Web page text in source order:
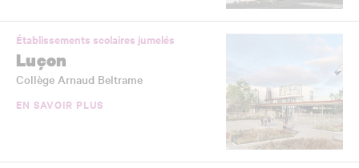
Établissements scolaires jumelés
Luçon
Collège Arnaud Beltrame
EN SAVOIR PLUS